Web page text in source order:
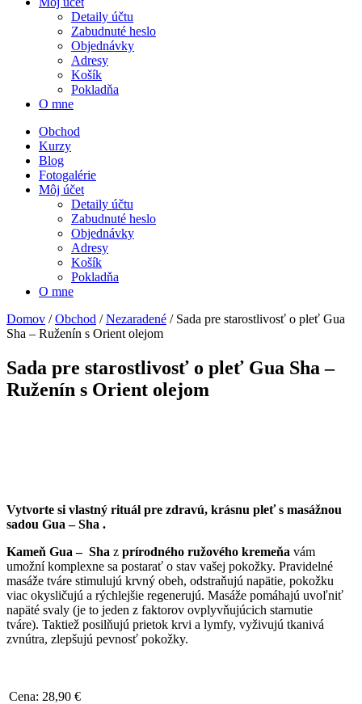
Detaily účtu
Zabudnuté heslo
Objednávky
Adresy
Košík
Pokladňa
O mne
Obchod
Kurzy
Blog
Fotogalérie
Môj účet
Detaily účtu
Zabudnuté heslo
Objednávky
Adresy
Košík
Pokladňa
O mne
Domov /Obchod /Nezaradené / Sada pre starostlivosť o pleť Gua
Sha – Ruženín s Orient olejom
Sada pre starostlivosť o pleť Gua Sha –
Ruženín s Orient olejom
Vytvorte si vlastný rituál pre zdravú, krásnu pleť s masážnou
sadou Gua – Sha .
Kameň Gua – Sha z prírodného ružového kremeňa vám
umožní komplexne sa postarať o stav vašej pokožky. Pravidelné
masáže tváre stimulujú krvný obeh, odstraňujú napätie, pokožku
viac okysličujú a rýchlejšie regenerujú. Masáže pomáhajú uvoľniť
napäté svaly (je to jeden z faktorov ovplyvňujúcich starnutie
tváre). Taktiež posilňujú prietok krvi a lymfy, vyživujú tkanivá
zvnútra, zlepšujú pevnosť pokožky.
Cena: 28,90 €